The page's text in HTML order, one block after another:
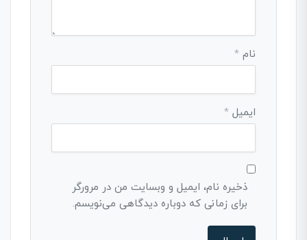
نام *
ایمیل *
ذخیره نام، ایمیل و وبسایت من در مرورگر
برای زمانی که دوباره دیدگاهی می‌نویسم.